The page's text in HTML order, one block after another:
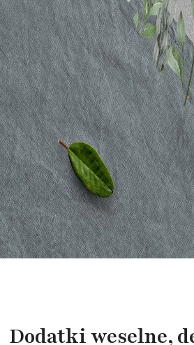
Dodatki weselne,